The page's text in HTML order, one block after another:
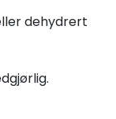
dehydrert